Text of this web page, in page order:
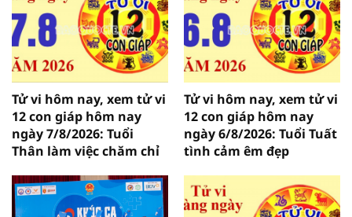
Tử vi hôm nay, xem tử vi
12 con giáp hôm nay
ngày 7/8/2026: Tuổi
Thân làm việc chăm chỉ
Tử vi hôm nay, xem tử vi
12 con giáp hôm nay
ngày 6/8/2026: Tuổi Tuất
tình cảm êm đẹp